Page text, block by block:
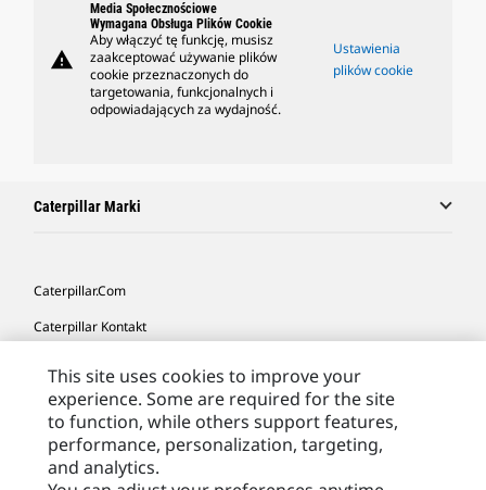
warning
Media Społecznościowe
Wymagana Obsługa Plików Cookie
Aby włączyć tę funkcję, musisz
zaakceptować używanie plików
cookie przeznaczonych do
targetowania, funkcjonalnych i
odpowiadających za wydajność.
Ustawienia
plików cookie
Caterpillar Marki
Caterpillar.com
Caterpillar Kontakt
Moje Preferencje Marketingowe
Site Map
Cookie Settings
This site uses cookies to improve your
experience. Some are required for the site
to function, while others support features,
performance, personalization, targeting,
and analytics.